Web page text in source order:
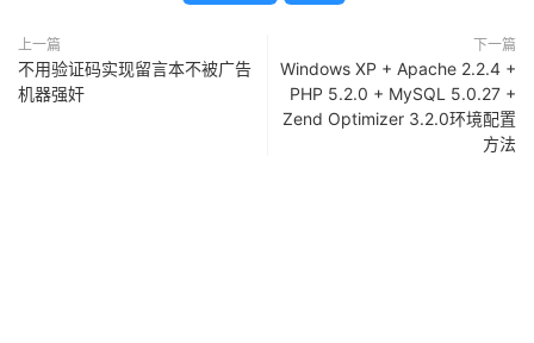
上一篇
不用验证码实现留言本不被广告
机器强奸
下一篇
Windows XP + Apache 2.2.4 +
PHP 5.2.0 + MySQL 5.0.27 +
Zend Optimizer 3.2.0环境配置
方法